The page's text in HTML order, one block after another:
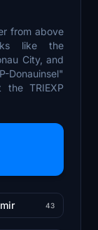
from above
like the
City, and
Donauinsel"
the TRIEXP
43